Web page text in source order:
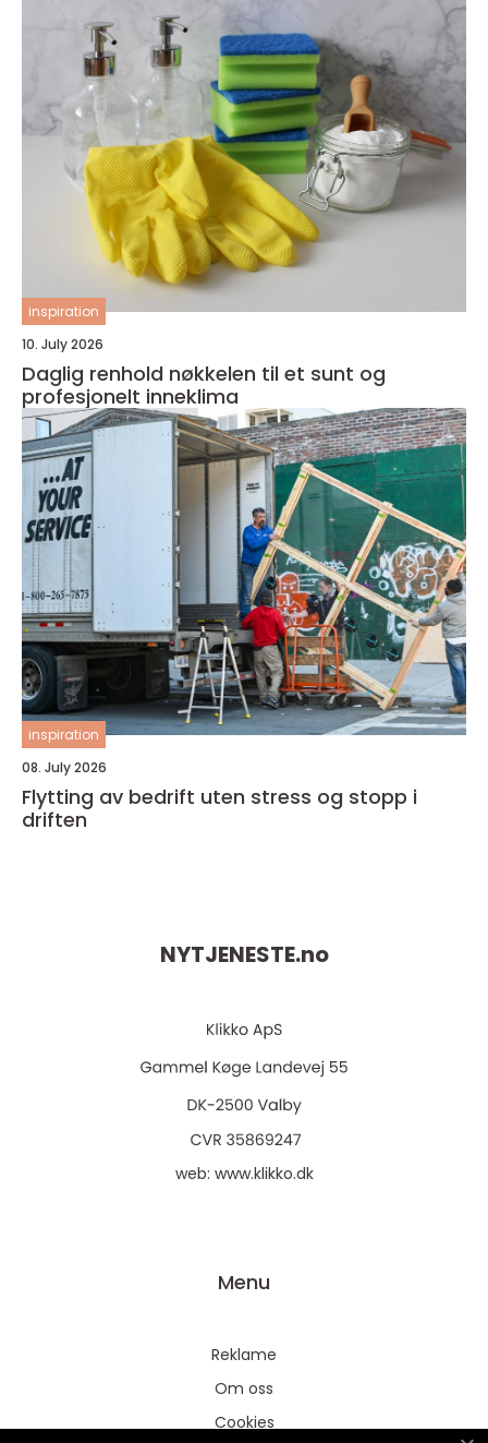
inspiration
10. July 2026
Daglig renhold nøkkelen til et sunt og
profesjonelt inneklima
inspiration
08. July 2026
Flytting av bedrift uten stress og stopp i
driften
NYTJENESTE.no
web: www.klikko.dk
Menu
Reklame
Om oss
Cookies